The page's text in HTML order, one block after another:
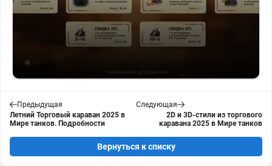
Предыдущая
Летний Торговый караван 2025 в
Мире танков. Подробности
Следующая
2D и 3D-стили из торгового
каравана 2025 в Мире танков
Вернуться к списку